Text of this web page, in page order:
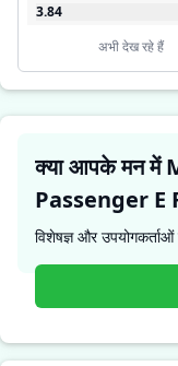
3.84
अभी देख रहे हैं
क्या आपके मन में
Passenger E
प्रश्न है?
विशेषज्ञ और